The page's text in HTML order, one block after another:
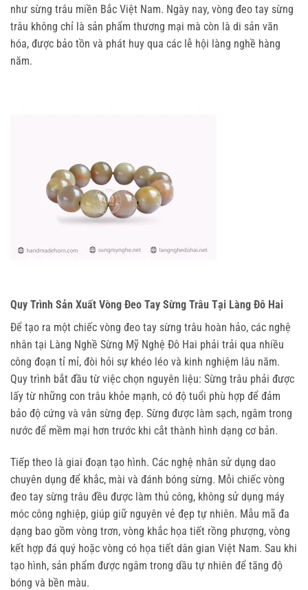
như sừng trâu miền Bắc Việt Nam. Ngày nay, vòng đeo tay sừng
trâu không chỉ là sản phẩm thương mại mà còn là di sản văn
hóa, được bảo tồn và phát huy qua các lễ hội làng nghề hàng
năm.
Quy Trình Sản Xuất Vòng Đeo Tay Sừng Trâu Tại Làng Đô Hai
Để tạo ra một chiếc vòng đeo tay sừng trâu hoàn hảo, các nghệ
nhân tại Làng Nghề Sừng Mỹ Nghệ Đô Hai phải trải qua nhiều
công đoạn tỉ mỉ, đòi hỏi sự khéo léo và kinh nghiệm lâu năm.
Quy trình bắt đầu từ việc chọn nguyên liệu: Sừng trâu phải được
lấy từ những con trâu khỏe mạnh, có độ tuổi phù hợp để đảm
bảo độ cứng và vân sừng đẹp. Sừng được làm sạch, ngâm trong
nước để mềm mại hơn trước khi cắt thành hình dạng cơ bản.
Tiếp theo là giai đoạn tạo hình. Các nghệ nhân sử dụng dao
chuyên dụng để khắc, mài và đánh bóng sừng. Mỗi chiếc vòng
đeo tay sừng trâu đều được làm thủ công, không sử dụng máy
móc công nghiệp, giúp giữ nguyên vẻ đẹp tự nhiên. Mẫu mã đa
dạng bao gồm vòng trơn, vòng khắc họa tiết rồng phượng, vòng
kết hợp đá quý hoặc vòng có họa tiết dân gian Việt Nam. Sau khi
tạo hình, sản phẩm được ngâm trong dầu tự nhiên để tăng độ
bóng và bền màu.